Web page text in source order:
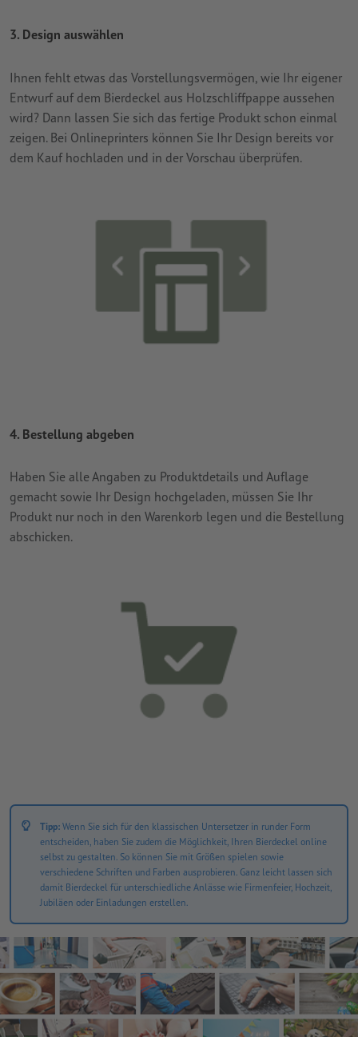
3. Design auswählen
Ihnen fehlt etwas das Vorstellungsvermögen, wie Ihr eigener
Entwurf auf dem Bierdeckel aus Holzschliffpappe aussehen
wird? Dann lassen Sie sich das fertige Produkt schon einmal
zeigen. Bei Onlineprinters können Sie Ihr Design bereits vor
dem Kauf hochladen und in der Vorschau überprüfen.
4. Bestellung abgeben
Haben Sie alle Angaben zu Produktdetails und Auflage
gemacht sowie Ihr Design hochgeladen, müssen Sie Ihr
Produkt nur noch in den Warenkorb legen und die Bestellung
abschicken.
Tipp: Wenn Sie sich für den klassischen Untersetzer in runder Form
entscheiden, haben Sie zudem die Möglichkeit, Ihren Bierdeckel online
selbst zu gestalten. So können Sie mit Größen spielen sowie
verschiedene Schriften und Farben ausprobieren. Ganz leicht lassen sich
damit Bierdeckel für unterschiedliche Anlässe wie Firmenfeier, Hochzeit,
Jubiläen oder Einladungen erstellen.